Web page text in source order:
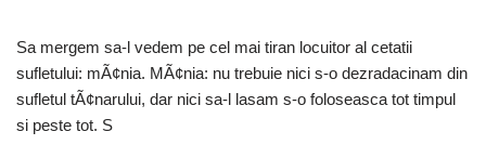
Sa mergem sa-l vedem pe cel mai tiran locuitor al cetatii
sufletului: mÃ¢nia. MÃ¢nia: nu trebuie nici s-o dezradacinam din
sufletul tÃ¢narului, dar nici sa-l lasam s-o foloseasca tot timpul
si peste tot. S